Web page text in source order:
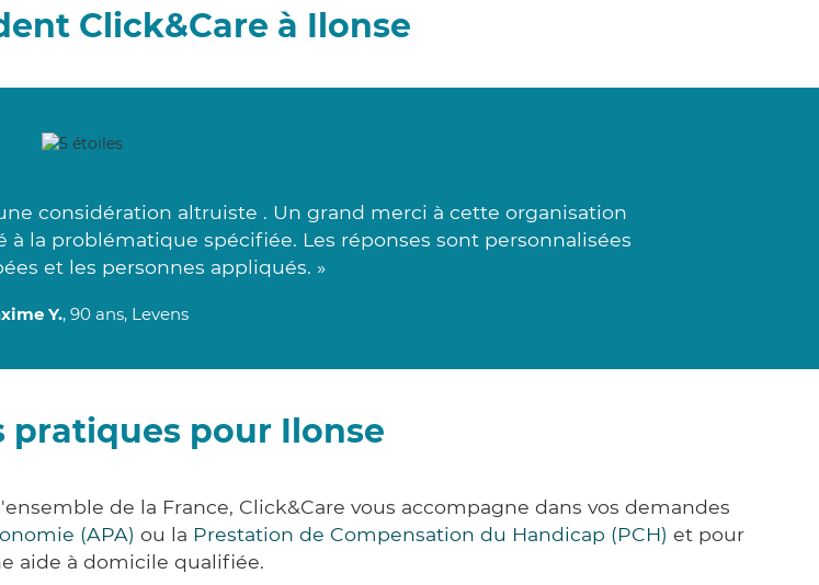
Click&Care à Ilonse
considération altruiste . Un grand merci à cette organisation
la problématique spécifiée. Les réponses sont personnalisées
et les personnes appliqués. »
Y., 90 ans, Levens
pour Ilonse
de la France, Click&Care vous accompagne dans vos demandes
(APA) ou la Prestation de Compensation du Handicap (PCH) et pour
aide à domicile qualifiée.